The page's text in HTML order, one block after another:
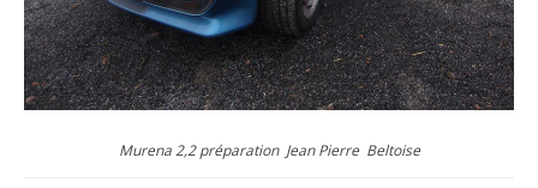
Murena 2,2 préparation Jean Pierre Beltoise